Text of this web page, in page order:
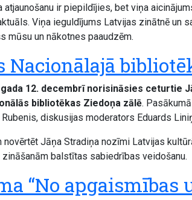
ir piepildījies, bet viņa
Viņa ieguldījums Latvijas zinātnē un
mūsu un nākotnes paaudzēm.
12. decembrī norisināsies ceturtie
bibliotēkas Ziedoņa zālē.
diskusijas moderators Eduards
Jāņa Stradiņa nozīmi Latvijas
balstītas sabiedrības veidošanu.
“No apgaismības